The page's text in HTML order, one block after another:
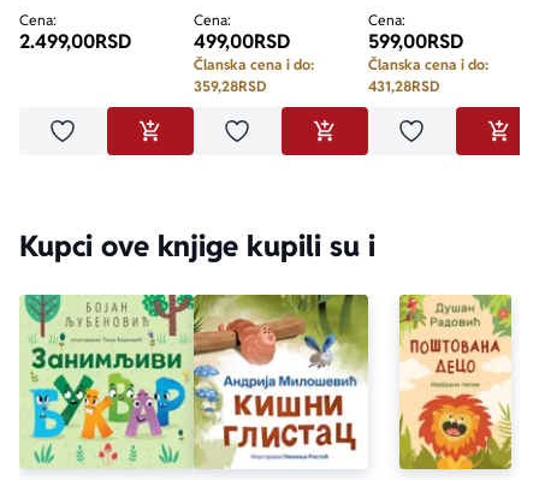
Stefan Fratini
Cena:
2.499,00RSD
Dodaj u omiljeneDODAJ U KORPU
Cena:
499,00RSD
Članska cena i do:
359,28RSD
Dodaj u omiljeneDODAJ U KORPU
Cena:
599,00RSD
Članska cena i do:
431,28RSD
Dodaj u
Kupci ove knjige kupili su i